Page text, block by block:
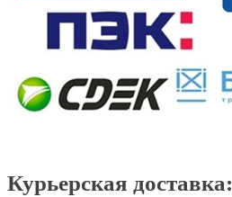
Курьерская доставка: